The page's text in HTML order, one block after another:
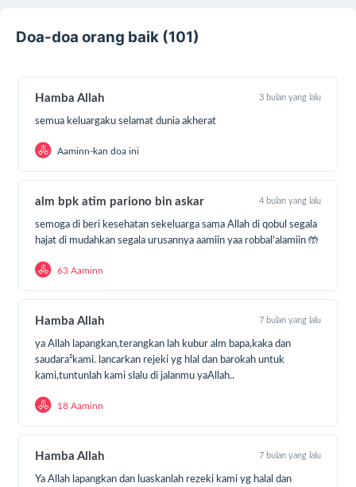
Bagi sahabat yang siap ikut serta berbuat kebaikan,
bisa berdonasi dengan cara:
Tentukan jumlah donasi Anda
Pilih metode pembayaran
Transfer ke Rekening Yang Tertera
Share dan ajak kawan lainnya untuk berdonasi.
Donasi yang terkumpul dari sedekah jumat akan kami
salurkan untuk saudara-saudara kita yang
membutuhkan dalam program Berbagi makan untuk
yatim & dhuafa, pejuang nafkah, santri penghafal
quran dan program kebaikan lain nya.
Dukung program ini dengan membagikan program
kebaikan ini kepada keluarga, teman, sahabat, dan
kerabat.
Dari Abu Mas’ud Radhiyallahu anhu berkata,
Doa-doa orang baik (101)
Hamba Allah 3 bulan yang lalu
semua keluargaku selamat dunia akherat
Aaminn-kan doa ini
alm bpk atim pariono bin askar 4 bulan yang lalu
semoga di beri kesehatan sekeluarga sama Allah di qobul segala
hajat di mudahkan segala urusannya aamiin yaa robbal'alamiin 🤲
63 Aaminn
Hamba Allah 7 bulan yang lalu
ya Allah lapangkan,terangkan lah kubur alm bapa,kaka dan
saudara²kami. lancarkan rejeki yg hlal dan barokah untuk
kami,tuntunlah kami slalu di jalanmu yaAllah..
18 Aaminn
Hamba Allah 7 bulan yang lalu
Ya Allah lapangkan dan luaskanlah rezeki kami yg halal dan